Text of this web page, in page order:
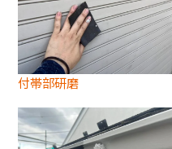
付帯部研磨